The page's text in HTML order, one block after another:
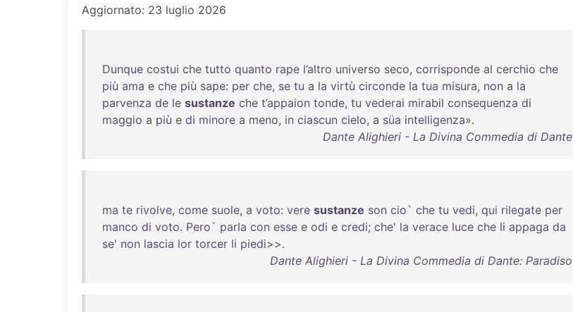
Aggiornato: 23 luglio 2026
Dunque costui che tutto quanto rape l’altro universo seco, corrisponde al cerchio che
più ama e che più sape: per che, se tu a la virtù circonde la tua misura, non a la
parvenza de le sustanze che t’appaion tonde, tu vederai mirabil consequenza di
maggio a più e di minore a meno, in ciascun cielo, a süa intelligenza».
Dante Alighieri - La Divina Commedia di Dante
ma te rivolve, come suole, a voto: vere sustanze son cio` che tu vedi, qui rilegate per
manco di voto. Pero` parla con esse e odi e credi; che' la verace luce che li appaga da
se' non lascia lor torcer li piedi>>.
Dante Alighieri - La Divina Commedia di Dante: Paradiso